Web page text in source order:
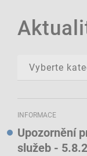
INFORMACE
Upozornění
služeb -